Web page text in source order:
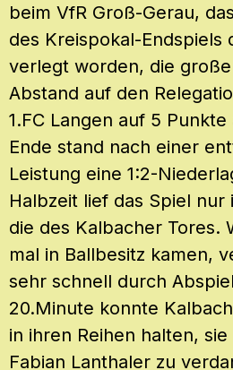
beim VfR Groß-Gerau,
des Kreispokal-Endspiels
verlegt worden, die
Abstand auf den
1.FC Langen auf 5
Ende stand nach einer
Leistung eine 1:2-
Halbzeit lief das Spiel nur
die des Kalbacher Tores.
mal in Ballbesitz kamen,
sehr schnell durch
20.Minute konnte
in ihren Reihen halten,
Fabian Lanthaler zu